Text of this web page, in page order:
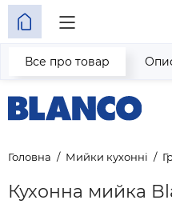
Головна Мийки кухонні
Кухонна мийка
Все про товар